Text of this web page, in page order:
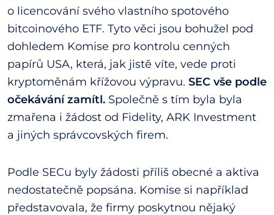
o licencování svého vlastního spotového
bitcoinového ETF. Tyto věci jsou bohužel pod
dohledem Komise pro kontrolu cenných
papírů USA, která, jak jistě víte, vede proti
kryptoměnám křížovou výpravu. SEC vše podle
očekávání zamítl. Společně s tím byla byla
zmařena i žádost od Fidelity, ARK Investment
a jiných správcovských firem.
Podle SECu byly žádosti příliš obecné a aktiva
nedostatečně popsána. Komise si například
představovala, že firmy poskytnou nějaký